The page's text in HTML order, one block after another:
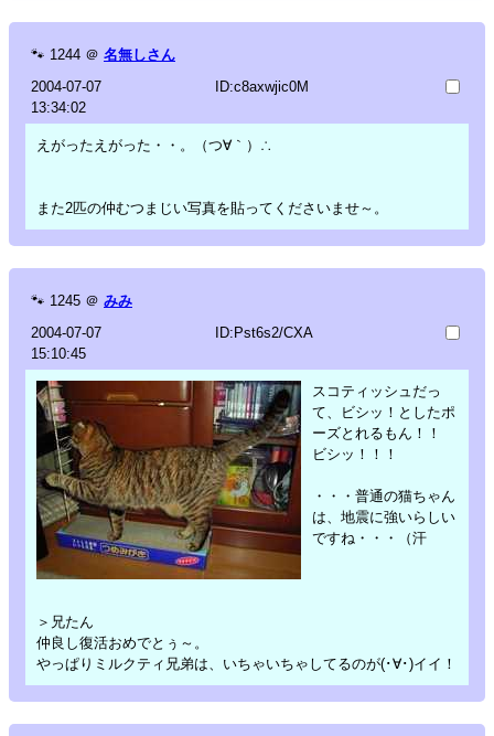
🐾 1244 ＠ 名無しさん
2004-07-07
13:34:02
ID:c8axwjic0M
えがったえがった・・。（つ∀｀）∴
また2匹の仲むつまじい写真を貼ってくださいませ～。
🐾 1245 ＠ みみ
2004-07-07
15:10:45
ID:Pst6s2/CXA
スコティッシュだっ
て、ビシッ！としたポ
ーズとれるもん！！
ビシッ！！！
・・・普通の猫ちゃん
は、地震に強いらしい
ですね・・・（汗
＞兄たん
仲良し復活おめでとぅ～。
やっぱりミルクティ兄弟は、いちゃいちゃしてるのが(･∀･)イイ！